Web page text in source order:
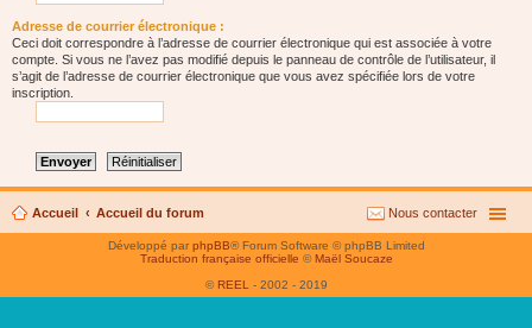
Adresse de courrier électronique :
Ceci doit correspondre à l’adresse de courrier électronique qui est associée à votre
compte. Si vous ne l’avez pas modifié depuis le panneau de contrôle de l’utilisateur, il
s’agit de l’adresse de courrier électronique que vous avez spécifiée lors de votre
inscription.
Accueil Accueil du forum Nous contacter
Développé parphpBB® Forum Software © phpBB Limited
Traduction française officielle © Maël Soucaze
© REEL - 2002 - 2019